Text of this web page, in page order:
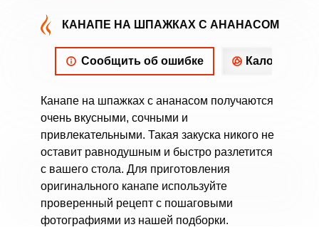
КАНАПЕ НА ШПАЖКАХ С АНАНАСОМ
Сообщить об ошибке
Канапе на шпажках с ананасом получаются
очень вкусными, сочными и
привлекательными. Такая закуска никого не
оставит равнодушным и быстро разлетится
с вашего стола. Для приготовления
оригинального канапе используйте
проверенный рецепт с пошаговыми
фотографиями из нашей подборки.